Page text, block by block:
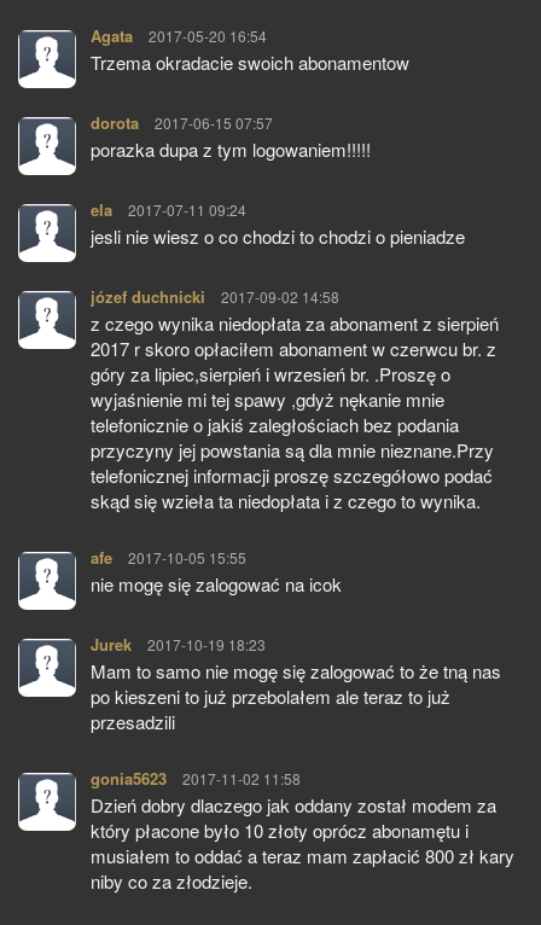
Agata pisze:
2017-05-20 16:54
Trzema okradacie swoich abonamentow
dorota pisze:
2017-06-15 07:57
porazka dupa z tym logowaniem!!!!!
ela pisze:
2017-07-11 09:24
jesli nie wiesz o co chodzi to chodzi o pieniadze
józef duchnicki pisze:
2017-09-02 14:58
z czego wynika niedopłata za abonament z sierpień
2017 r skoro opłaciłem abonament w czerwcu br. z
góry za lipiec,sierpień i wrzesień br. .Proszę o
wyjaśnienie mi tej spawy ,gdyż nękanie mnie
telefonicznie o jakiś zaległościach bez podania
przyczyny jej powstania są dla mnie nieznane.Przy
telefonicznej informacji proszę szczegółowo podać
skąd się wzieła ta niedopłata i z czego to wynika.
afe pisze:
2017-10-05 15:55
nie mogę się zalogować na icok
Jurek pisze:
2017-10-19 18:23
Mam to samo nie mogę się zalogować to że tną nas
po kieszeni to już przebolałem ale teraz to już
przesadzili
gonia5623 pisze:
2017-11-02 11:58
Dzień dobry dlaczego jak oddany został modem za
który płacone było 10 złoty oprócz abonamętu i
musiałem to oddać a teraz mam zapłacić 800 zł kary
niby co za złodzieje.